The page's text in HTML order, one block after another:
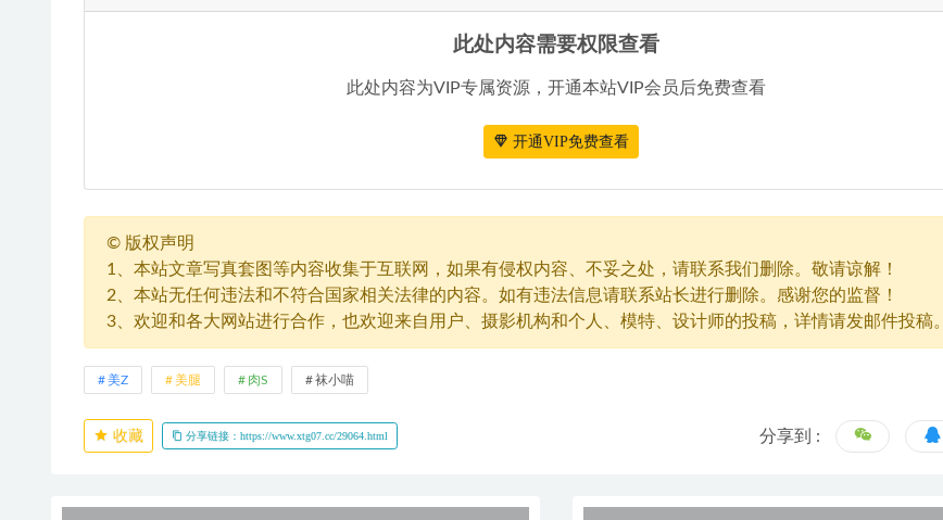
此处内容需要权限查看
此处内容为VIP专属资源，开通本站VIP会员后免费查看
开通VIP免费查看
© 版权声明
1、本站文章写真套图等内容收集于互联网，如果有侵权内容、不妥之处，请联系我们删除。敬请谅解！
2、本站无任何违法和不符合国家相关法律的内容。如有违法信息请联系站长进行删除。感谢您的监督！
3、欢迎和各大网站进行合作，也欢迎来自用户、摄影机构和个人、模特、设计师的投稿，详情请发邮件投稿。
美Z 美腿 肉S 袜小喵
收藏 分享链接：https://www.xtg07.cc/29064.html 分享到 :